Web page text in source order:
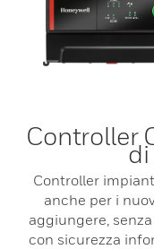
Controller
di
Controller
anche per i
aggiungere,
con sicurezza